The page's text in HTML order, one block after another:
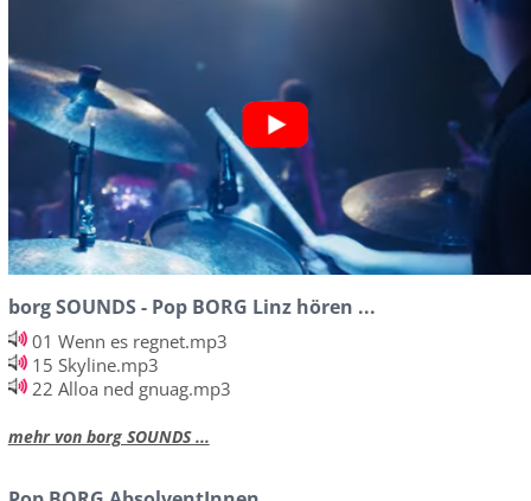
borg SOUNDS - Pop BORG Linz hören ...
01 Wenn es regnet.mp3
15 Skyline.mp3
22 Alloa ned gnuag.mp3
mehr von borg SOUNDS ...